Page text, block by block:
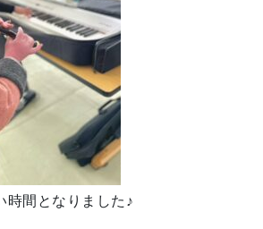
時間となりました♪